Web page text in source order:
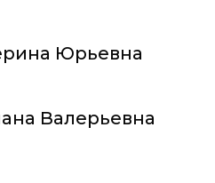
Юрьевна
Валерьевна